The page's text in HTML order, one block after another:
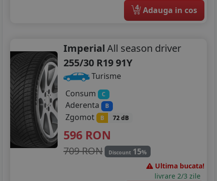
4 Adauga in cos
ImperialAll season driver
255/30 R19 91Y
Turisme
Consum
C
Aderenta B
Zgomot B 72 dB
596 RON
709 RON Discount 15%
Ultima bucata!
livrare 2/3 zile